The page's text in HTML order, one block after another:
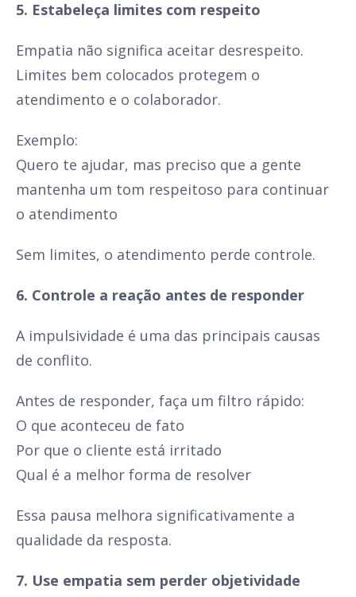
5. Estabeleça limites com respeito
Empatia não significa aceitar desrespeito.
Limites bem colocados protegem o
atendimento e o colaborador.
Exemplo:
Quero te ajudar, mas preciso que a gente
mantenha um tom respeitoso para continuar
o atendimento
Sem limites, o atendimento perde controle.
6. Controle a reação antes de responder
A impulsividade é uma das principais causas
de conflito.
Antes de responder, faça um filtro rápido:
O que aconteceu de fato
Por que o cliente está irritado
Qual é a melhor forma de resolver
Essa pausa melhora significativamente a
qualidade da resposta.
7. Use empatia sem perder objetividade